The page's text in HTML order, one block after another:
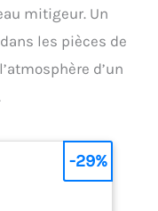
mitigeur. Un
les pièces de
d’un
-29%